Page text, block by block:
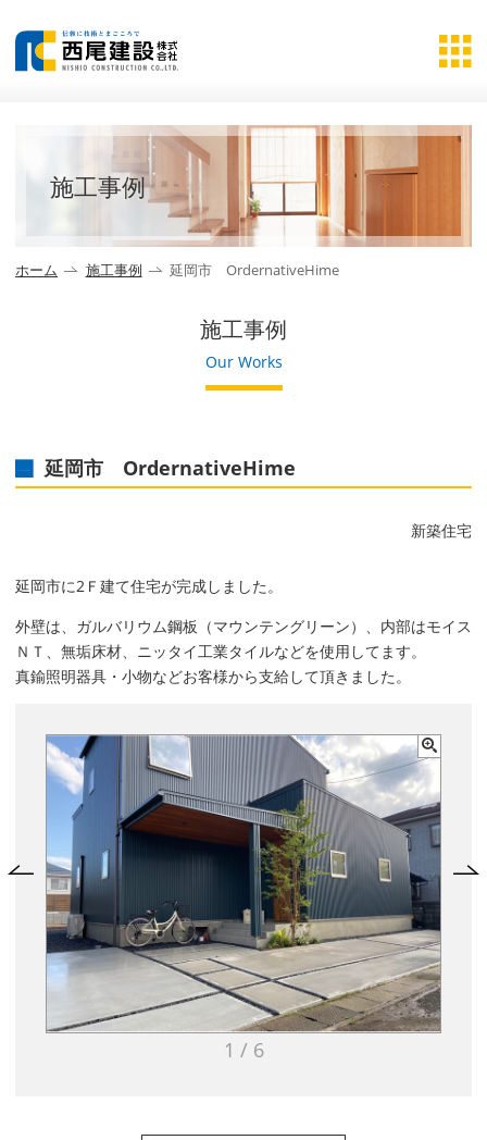
施工事例
ホーム 施工事例 延岡市 OrdernativeHime
施工事例
Our Works
延岡市 OrdernativeHime
新築住宅
延岡市に2Ｆ建て住宅が完成しました。
外壁は、ガルバリウム鋼板（マウンテングリーン）、内部はモイス
ＮＴ、無垢床材、ニッタイ工業タイルなどを使用してます。
真鍮照明器具・小物などお客様から支給して頂きました。
1 / 6